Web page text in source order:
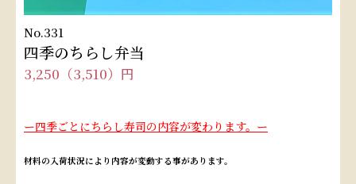
No.331
四季のちらし弁当
3,250（3,510）円
ー四季ごとにちらし寿司の内容が変わります。ー
材料の入荷状況により内容が変動する事があります。